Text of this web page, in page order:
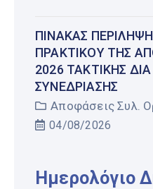
ΠΊΝΑΚΑΣ
ΠΡΑΚΤΙΚΟΎ ΤΗΣ
2026 ΤΑΚΤΙΚΉΣ
ΣΥΝΕΔΡΊΑΣΗΣ
Αποφάσεις Συλ.
04/08/2026
Ημερολόγιο